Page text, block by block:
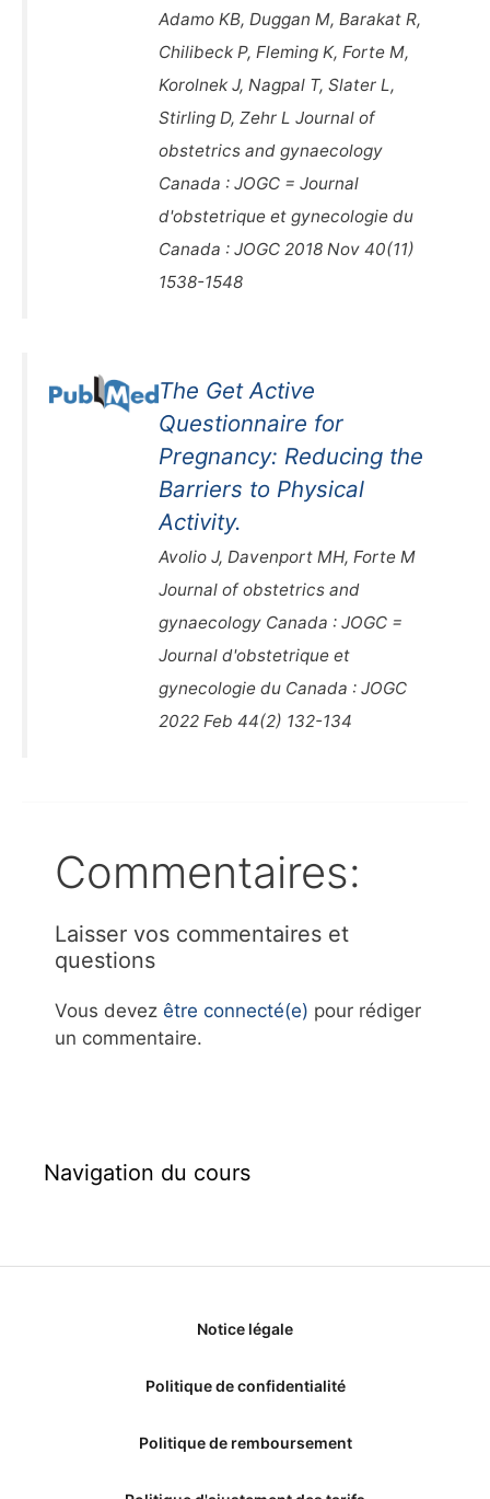
Adamo KB, Duggan M, Barakat R,
Chilibeck P, Fleming K, Forte M,
Korolnek J, Nagpal T, Slater L,
Stirling D, Zehr L Journal of
obstetrics and gynaecology
Canada : JOGC = Journal
d'obstetrique et gynecologie du
Canada : JOGC 2018 Nov 40(11)
1538-1548
The Get Active
Questionnaire for
Pregnancy: Reducing the
Barriers to Physical
Activity.
Avolio J, Davenport MH, Forte M
Journal of obstetrics and
gynaecology Canada : JOGC =
Journal d'obstetrique et
gynecologie du Canada : JOGC
2022 Feb 44(2) 132-134
Commentaires:
Laisser vos commentaires et
questions
Vous devez être connecté(e) pour rédiger
un commentaire.
Navigation du cours
Notice légale
Politique de confidentialité
Politique de remboursement